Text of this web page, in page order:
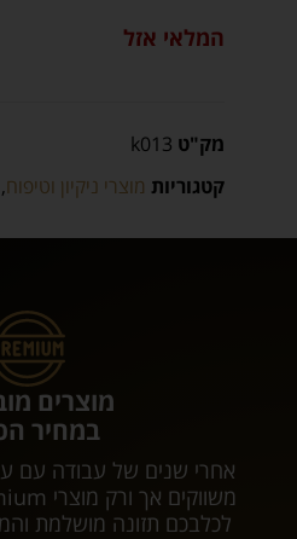
המלאי אזל
מק"ט k013
קטגוריות מוצרי ניקיון וטיפוח,
מוצרים
במחיר
אחרי שנים של עבודה עם
לכלבכם תזונה מושלמת